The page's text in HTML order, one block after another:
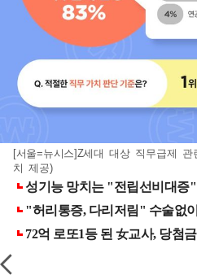
[서울=뉴시스]Z세대 대상 직무급제
치 제공)